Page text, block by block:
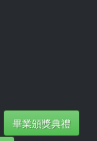
畢業頒獎典禮